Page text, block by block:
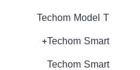
Techom Model T
Techom Smart+
Techom Smart